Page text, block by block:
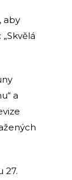
aby
a
27.